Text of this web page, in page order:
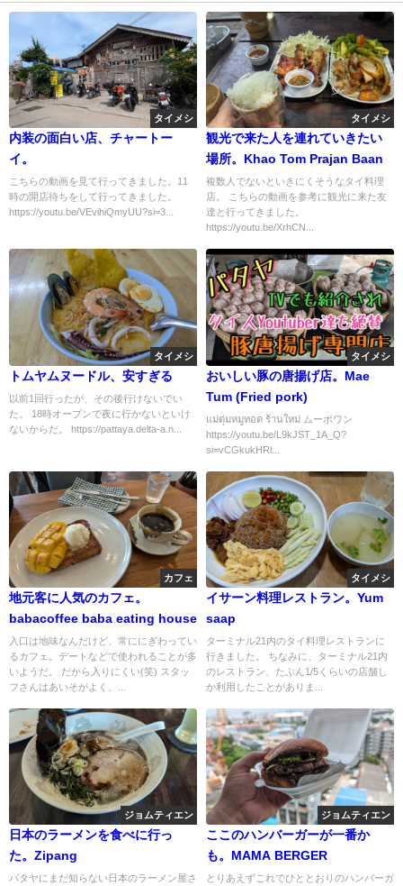
タイメシ
内装の面白い店、チャートー
イ。
こちらの動画を見て行ってきました。11
時の開店待ちをして行ってきました。
https://youtu.be/VEvihiQmyUU?si=3...
タイメシ
観光で来た人を連れていきたい
場所。Khao Tom Prajan Baan
複数人でないといきにくそうなタイ料理
店。 こちらの動画を参考に観光に来た友
達と行ってきました。
https://youtu.be/XrhCN...
タイメシ
トムヤムヌードル、安すぎる
以前1回行ったが、その後行けないでい
た。 18時オープンで夜に行かないといけ
ないからだ。 https://pattaya.delta-a.n...
タイメシ
おいしい豚の唐揚げ店。Mae
Tum (Fried pork)
แม่ตุ่มหมูทอด ร้านใหม่ ムーポワン
https://youtu.be/L9kJST_1A_Q?
si=vCGkukHRl...
カフェ
地元客に人気のカフェ。
babacoffee baba eating house
入口は地味なんだけど、常ににぎわってい
るカフェ。デートなどで使われることが多
いようだ。 だから入りにくい(笑) スタッ
フさんはあいそがよく、...
タイメシ
イサーン料理レストラン。Yum
saap
ターミナル21内のタイ料理レストランに
行きました。 ちなみに、ターミナル21内
のレストラン、たぶん1/5くらいの店舗し
か利用したことがありま...
ジョムティエン
日本のラーメンを食べに行っ
た。Zipang
パタヤにまだ知らない日本のラーメン屋さ
ジョムティエン
ここのハンバーガーが一番か
も。MAMA BERGER
とりあえずこれでひととおりのハンバーガ